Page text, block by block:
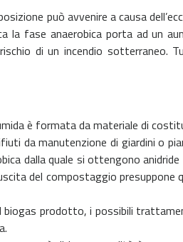
può avvenire a causa
la fase anaerobica porta ad un
di un incendio sotterraneo.
è formata da materiale di
da manutenzione di giardini o
dalla quale si ottengono
del compostaggio presuppone
prodotto, i possibili